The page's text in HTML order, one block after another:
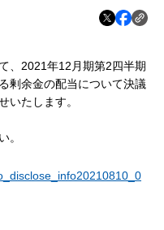
、2021年12月期第2四半期
剰余金の配当について決議
いたします。
。